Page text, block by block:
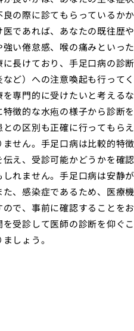
の際に診てもらっているか
であれば、あなたの既往歴
い倦怠感、喉の痛みといっ
長けており、手足口病の診
など）への注意喚起も行っ
専門的に受けたいと考える
徴的な水疱の様子から診断
の区別も正確に行ってもら
せん。手足口病は比較的特
え、受診可能かどうかを確
れません。手足口病は安静
、感染症であるため、医療
で、事前に確認することを
受診して医師の診断を仰ぐ
しょう。